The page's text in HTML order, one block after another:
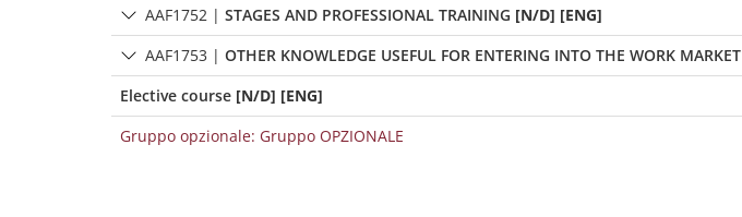
AAF1752 | STAGES AND PROFESSIONAL TRAINING [N/D] [ENG]
AAF1753 | OTHER KNOWLEDGE USEFUL FOR ENTERING INTO THE WORK MARKET
Elective course [N/D] [ENG]
Gruppo opzionale: Gruppo OPZIONALE